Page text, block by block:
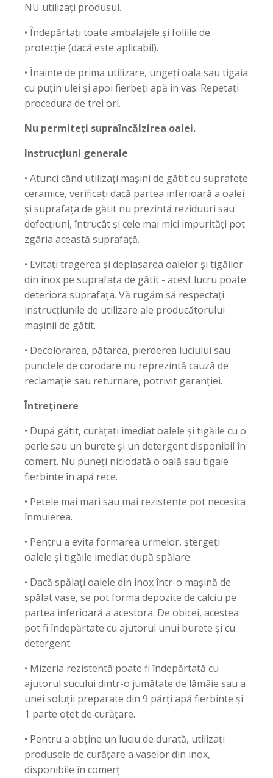
NU utilizați produsul.
• Îndepărtați toate ambalajele și foliile de
protecție (dacă este aplicabil).
• Înainte de prima utilizare, ungeți oala sau tigaia
cu puțin ulei și apoi fierbeți apă în vas. Repetați
procedura de trei ori.
Nu permiteți supraîncălzirea oalei.
Instrucțiuni generale
• Atunci când utilizați mașini de gătit cu suprafețe
ceramice, verificați dacă partea inferioară a oalei
și suprafața de gătit nu prezintă reziduuri sau
defecțiuni, întrucât și cele mai mici impurități pot
zgâria această suprafață.
• Evitați tragerea și deplasarea oalelor și tigăilor
din inox pe suprafața de gătit - acest lucru poate
deteriora suprafața. Vă rugăm să respectați
instrucțiunile de utilizare ale producătorului
mașinii de gătit.
• Decolorarea, pătarea, pierderea luciului sau
punctele de corodare nu reprezintă cauză de
reclamație sau returnare, potrivit garanției.
Întreținere
• După gătit, curățați imediat oalele și tigăile cu o
perie sau un burete și un detergent disponibil în
comerț. Nu puneți niciodată o oală sau tigaie
fierbinte în apă rece.
• Petele mai mari sau mai rezistente pot necesita
înmuierea.
• Pentru a evita formarea urmelor, ștergeți
oalele și tigăile imediat după spălare.
• Dacă spălați oalele din inox într-o mașină de
spălat vase, se pot forma depozite de calciu pe
partea inferioară a acestora. De obicei, acestea
pot fi îndepărtate cu ajutorul unui burete și cu
detergent.
• Mizeria rezistentă poate fi îndepărtată cu
ajutorul sucului dintr-o jumătate de lămâie sau a
unei soluții preparate din 9 părți apă fierbinte și
1 parte oțet de curățare.
• Pentru a obține un luciu de durată, utilizați
produsele de curățare a vaselor din inox,
disponibile în comerț